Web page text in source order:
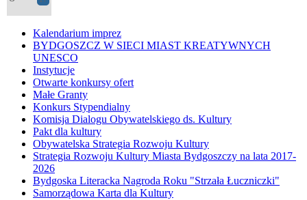
Kalendarium imprez
BYDGOSZCZ W SIECI MIAST KREATYWNYCH
UNESCO
Instytucje
Otwarte konkursy ofert
Małe Granty
Konkurs Stypendialny
Komisja Dialogu Obywatelskiego ds. Kultury
Pakt dla kultury
Obywatelska Strategia Rozwoju Kultury
Strategia Rozwoju Kultury Miasta Bydgoszczy na lata 2017-
2026
Bydgoska Literacka Nagroda Roku "Strzała Łuczniczki"
Samorządowa Karta dla Kultury